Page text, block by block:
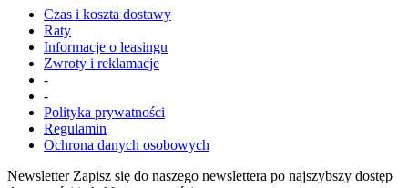
Czas i koszta dostawy
Raty
Informacje o leasingu
Zwroty i reklamacje
-
-
Polityka prywatności
Regulamin
Ochrona danych osobowych
Newsletter Zapisz się do naszego newslettera po najszybszy dostęp